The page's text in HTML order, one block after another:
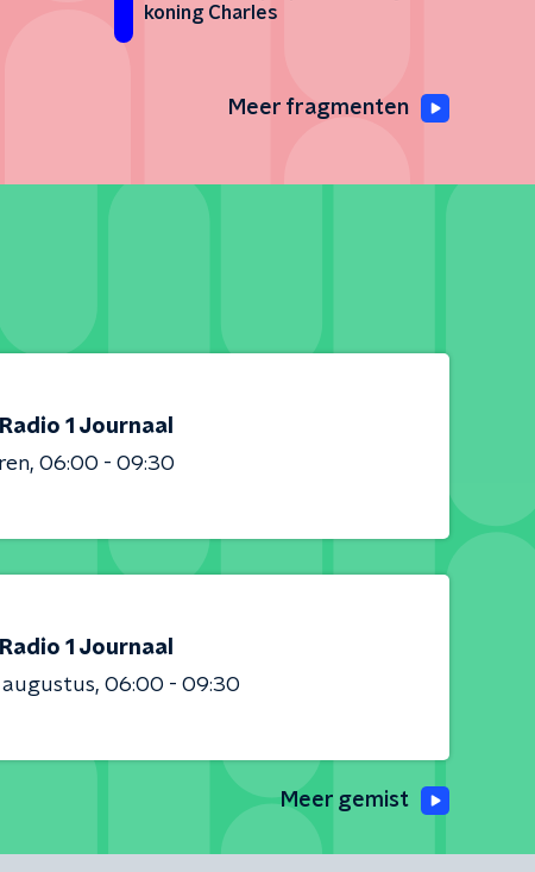
koning Charles
Meer fragmenten
Radio 1 Journaal
06:00 - 09:30
Radio 1 Journaal
augustus 06:00 - 09:30
Meer gemist